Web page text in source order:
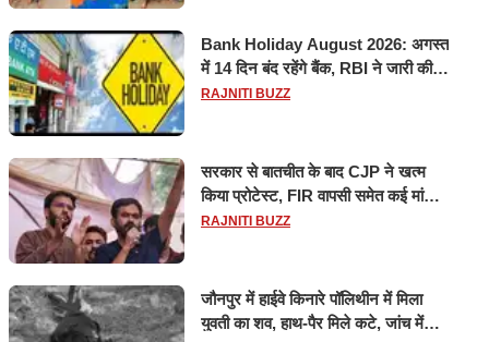
Bank Holiday August 2026: अगस्त
में 14 दिन बंद रहेंगे बैंक, RBI ने जारी की
छुट्टियों की लिस्ट​​​​​​​
RAJNITI BUZZ
सरकार से बातचीत के बाद CJP ने खत्म
किया प्रोटेस्ट, FIR वापसी समेत कई मांगों
पर बनी सहमति
RAJNITI BUZZ
जौनपुर में हाईवे किनारे पॉलिथीन में मिला
युवती का शव, हाथ-पैर मिले कटे, जांच में